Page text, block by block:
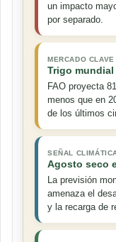
un impacto
por separado.
MERCADO CLAVE
Trigo mundial
FAO proyecta
menos que en
de los últimos
SEÑAL
Agosto seco
La previsión
amenaza el
y la recarga de